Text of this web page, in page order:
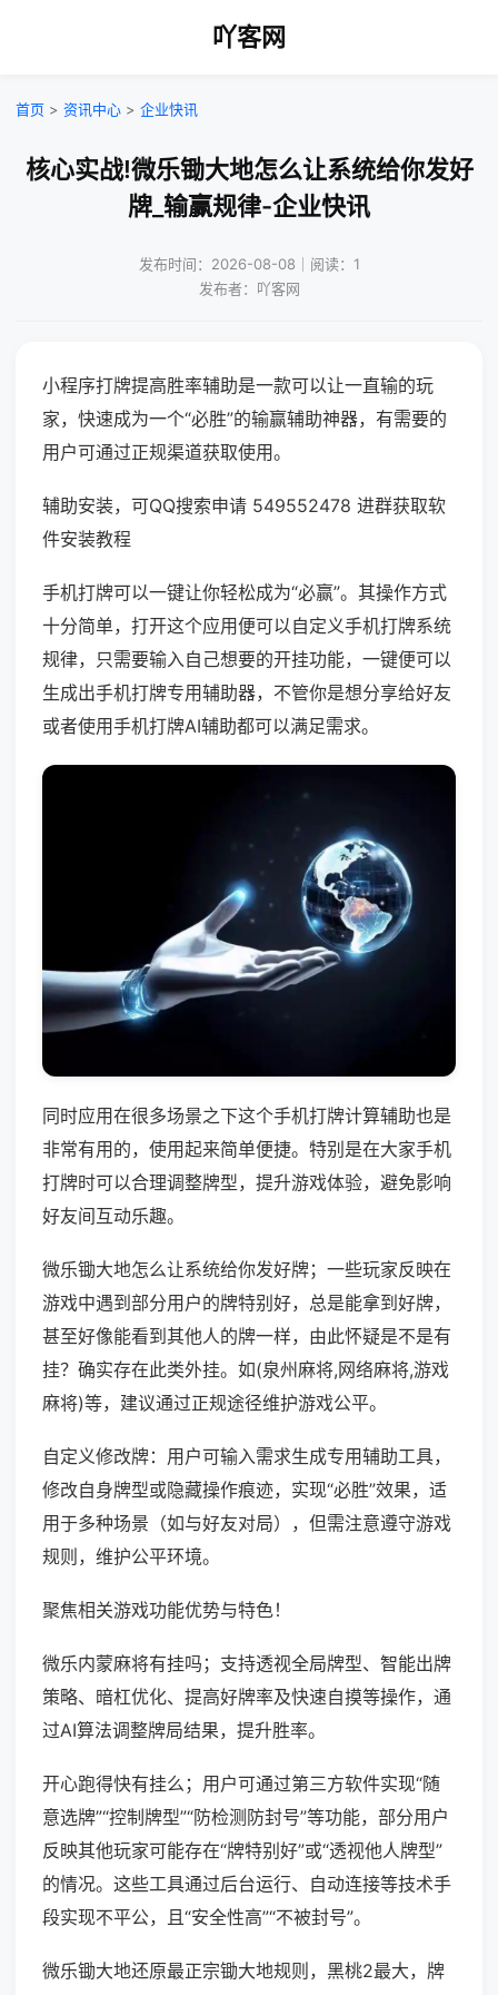
吖客网
首页 > 资讯中心 > 企业快讯
核心实战!微乐锄大地怎么让系统给你发好
牌_输赢规律-企业快讯
发布时间：2026-08-08｜阅读：1
发布者：吖客网
小程序打牌提高胜率辅助是一款可以让一直输的玩
家，快速成为一个“必胜”的输赢辅助神器，有需要的
用户可通过正规渠道获取使用。
辅助安装，可QQ搜索申请 549552478 进群获取软
件安装教程
手机打牌可以一键让你轻松成为“必赢”。其操作方式
十分简单，打开这个应用便可以自定义手机打牌系统
规律，只需要输入自己想要的开挂功能，一键便可以
生成出手机打牌专用辅助器，不管你是想分享给好友
或者使用手机打牌AI辅助都可以满足需求。
同时应用在很多场景之下这个手机打牌计算辅助也是
非常有用的，使用起来简单便捷。特别是在大家手机
打牌时可以合理调整牌型，提升游戏体验，避免影响
好友间互动乐趣。
微乐锄大地怎么让系统给你发好牌；一些玩家反映在
游戏中遇到部分用户的牌特别好，总是能拿到好牌，
甚至好像能看到其他人的牌一样，由此怀疑是不是有
挂？确实存在此类外挂。如(泉州麻将,网络麻将,游戏
麻将)等，建议通过正规途径维护游戏公平。
自定义修改牌：用户可输入需求生成专用辅助工具，
修改自身牌型或隐藏操作痕迹，实现“必胜”效果，适
用于多种场景（如与好友对局），但需注意遵守游戏
规则，维护公平环境。
聚焦相关游戏功能优势与特色！
微乐内蒙麻将有挂吗；支持透视全局牌型、智能出牌
策略、暗杠优化、提高好牌率及快速自摸等操作，通
过AI算法调整牌局结果，提升胜率。
开心跑得快有挂么；用户可通过第三方软件实现“随
意选牌”“控制牌型”“防检测防封号”等功能，部分用户
反映其他玩家可能存在“牌特别好”或“透视他人牌型”
的情况。这些工具通过后台运行、自动连接等技术手
段实现不平公，且“安全性高”“不被封号”。
微乐锄大地还原最正宗锄大地规则，黑桃2最大，牌